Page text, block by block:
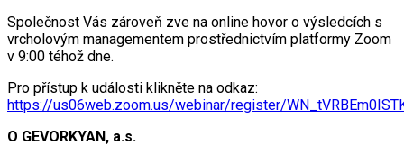
Společnost Vás zároveň zve na online hovor o výsledcích s
vrcholovým managementem prostřednictvím platformy Zoom
v 9:00 téhož dne.
Pro přístup k události klikněte na odkaz:
https://us06web.zoom.us/webinar/register/
O GEVORKYAN, a.s.